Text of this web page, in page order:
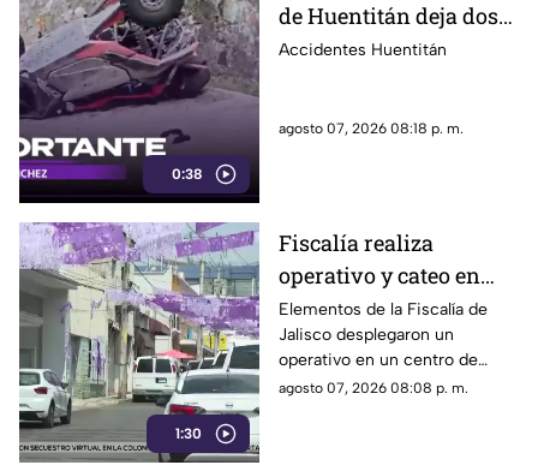
0:38
de Huentitán deja dos
personas heridas
Accidentes Huentitán
agosto 07, 2026 08:18 p. m.
1:30
Fiscalía realiza
operativo y cateo en
anexo de la colonia
Olímpica en
Guadalajara
Elementos de la Fiscalía de
Jalisco desplegaron un
operativo en un centro de
rehabilitación de la colonia
agosto 07, 2026 08:08 p. m.